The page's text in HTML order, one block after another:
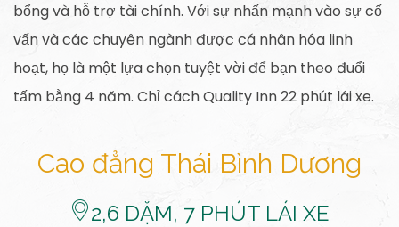
bổng và hỗ trợ tài chính. Với sự nhấn mạnh vào sự cố
vấn và các chuyên ngành được cá nhân hóa linh
hoạt, họ là một lựa chọn tuyệt vời để bạn theo đuổi
tấm bằng 4 năm. Chỉ cách Quality Inn 22 phút lái xe.
Cao đẳng Thái Bình Dương
​2,6 DẶM, 7 PHÚT LÁI XE